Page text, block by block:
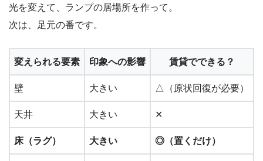
光を変えて、ランプの居場所を作って。
次は、足元の番です。
変えられる要素 印象への影響 賃貸でできる？
壁 大きい △（原状回復が必要）
天井 大きい ✕
床（ラグ） 大きい ◎（置くだけ）